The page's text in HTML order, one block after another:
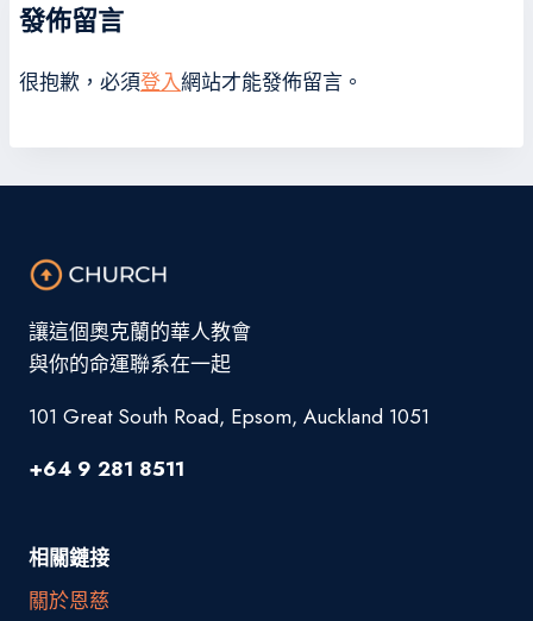
發佈留言
很抱歉，必須登入網站才能發佈留言。
讓這個奧克蘭的華人教會
與你的命運聯系在一起
101 Great South Road, Epsom, Auckland 1051
+64 9 281 8511
相關鏈接
關於恩慈